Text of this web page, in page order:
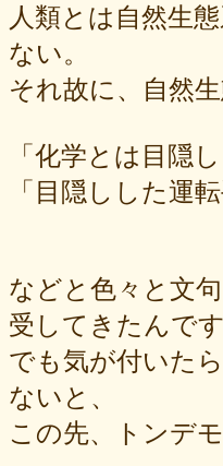
人類とは自然生
ない。
それ故に、自然
「化学とは目隠
「目隠しした運
などと色々と文
受してきたんです
でも気が付いた
ないと、
この先、トンデ